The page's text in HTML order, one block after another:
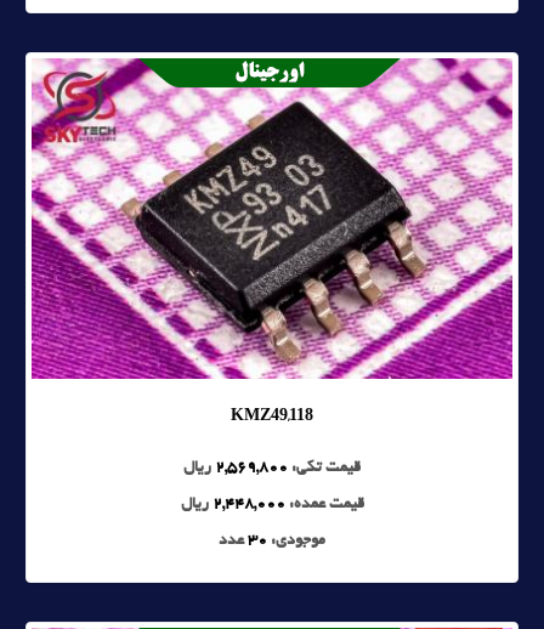
KMZ49,118
قیمت تکی: 2,569,800 ریال
قیمت عمده: 2,448,000 ریال
موجودی: 30عدد